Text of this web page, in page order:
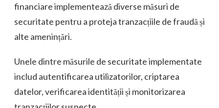
financiare implementează diverse măsuri de
securitate pentru a proteja tranzacțiile de fraudă și
alte amenințări.
Unele dintre măsurile de securitate implementate
includ autentificarea utilizatorilor, criptarea
datelor, verificarea identității și monitorizarea